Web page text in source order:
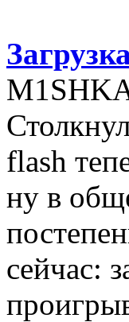
flash
ну в
сейчас: